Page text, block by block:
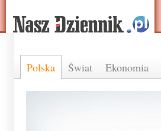
Polska Świat Ekonomia